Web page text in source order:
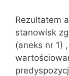
Rezultatem
stanowisk
(aneks nr 1)